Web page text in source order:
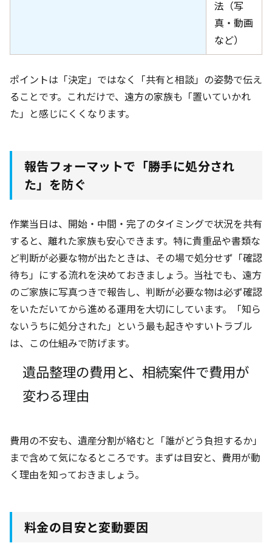
法（写
真・動画
など）
ポイントは「決定」ではなく「共有と相談」の姿勢で伝え
ることです。これだけで、遠方の家族も「置いていかれ
た」と感じにくくなります。
報告フォーマットで「勝手に処分され
た」を防ぐ
作業当日は、開始・中間・完了のタイミングで状況を共有
すると、離れた家族も安心できます。特に貴重品や書類な
ど判断が必要な物が出たときは、その場で処分せず「確認
待ち」にする流れを決めておきましょう。当社でも、遠方
のご家族に写真つきで報告し、判断が必要な物は必ず確認
をいただいてから進める運用を大切にしています。「知ら
ないうちに処分された」という最も起きやすいトラブル
は、この仕組みで防げます。
遺品整理の費用と、相続案件で費用が
変わる理由
費用の不安も、遺産分割が絡むと「誰がどう負担するか」
まで含めて気になるところです。まずは目安と、費用が動
く理由を知っておきましょう。
料金の目安と変動要因